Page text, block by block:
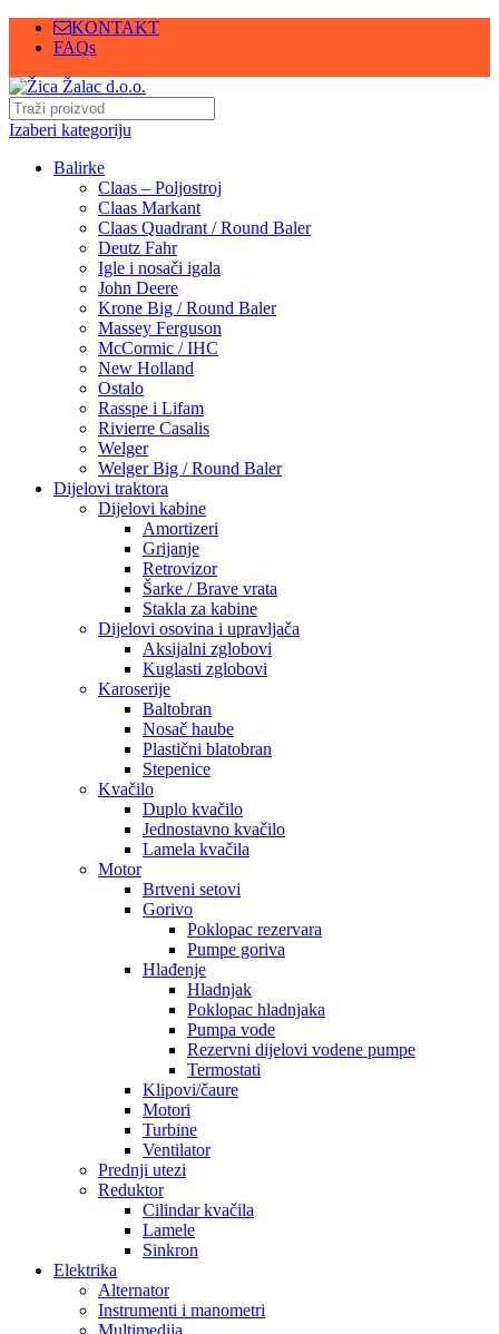
KONTAKT
FAQs
Izaberi kategoriju
Balirke
Claas – Poljostroj
Claas Markant
Claas Quadrant / Round Baler
Deutz Fahr
Igle i nosači igala
John Deere
Krone Big / Round Baler
Massey Ferguson
McCormic / IHC
New Holland
Ostalo
Rasspe i Lifam
Rivierre Casalis
Welger
Welger Big / Round Baler
Dijelovi traktora
Dijelovi kabine
Amortizeri
Grijanje
Retrovizor
Šarke / Brave vrata
Stakla za kabine
Dijelovi osovina i upravljača
Aksijalni zglobovi
Kuglasti zglobovi
Karoserije
Baltobran
Nosač haube
Plastični blatobran
Stepenice
Kvačilo
Duplo kvačilo
Jednostavno kvačilo
Lamela kvačila
Motor
Brtveni setovi
Gorivo
Poklopac rezervara
Pumpe goriva
Hlađenje
Hladnjak
Poklopac hladnjaka
Pumpa vode
Rezervni dijelovi vodene pumpe
Termostati
Klipovi/čaure
Motori
Turbine
Ventilator
Prednji utezi
Reduktor
Cilindar kvačila
Lamele
Sinkron
Elektrika
Alternator
Instrumenti i manometri
Multimedija